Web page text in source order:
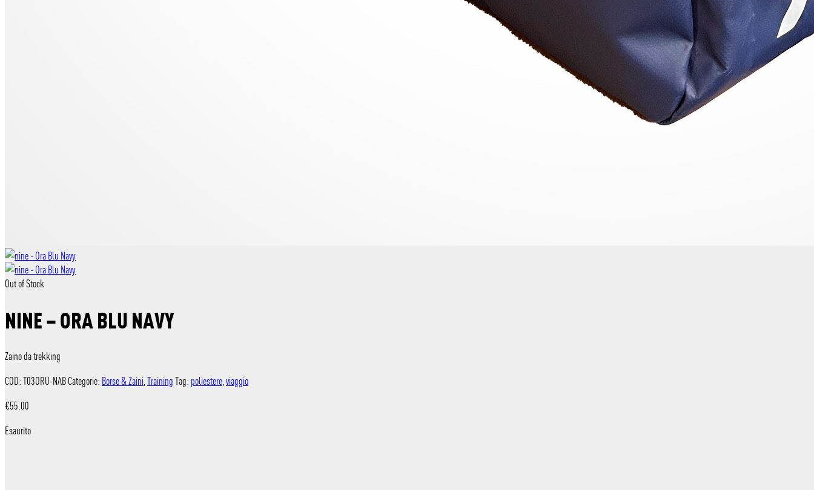
Out of Stock
NINE – ORA BLU NAVY
Zaino da trekking
COD:T03ORU-NABCategorie: Borse & Zaini TrainingTag: poliestere viaggio
€55.00
Esaurito